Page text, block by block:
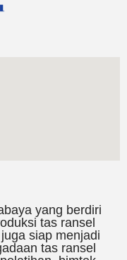
yang berdiri
tas ransel
siap menjadi
tas ransel